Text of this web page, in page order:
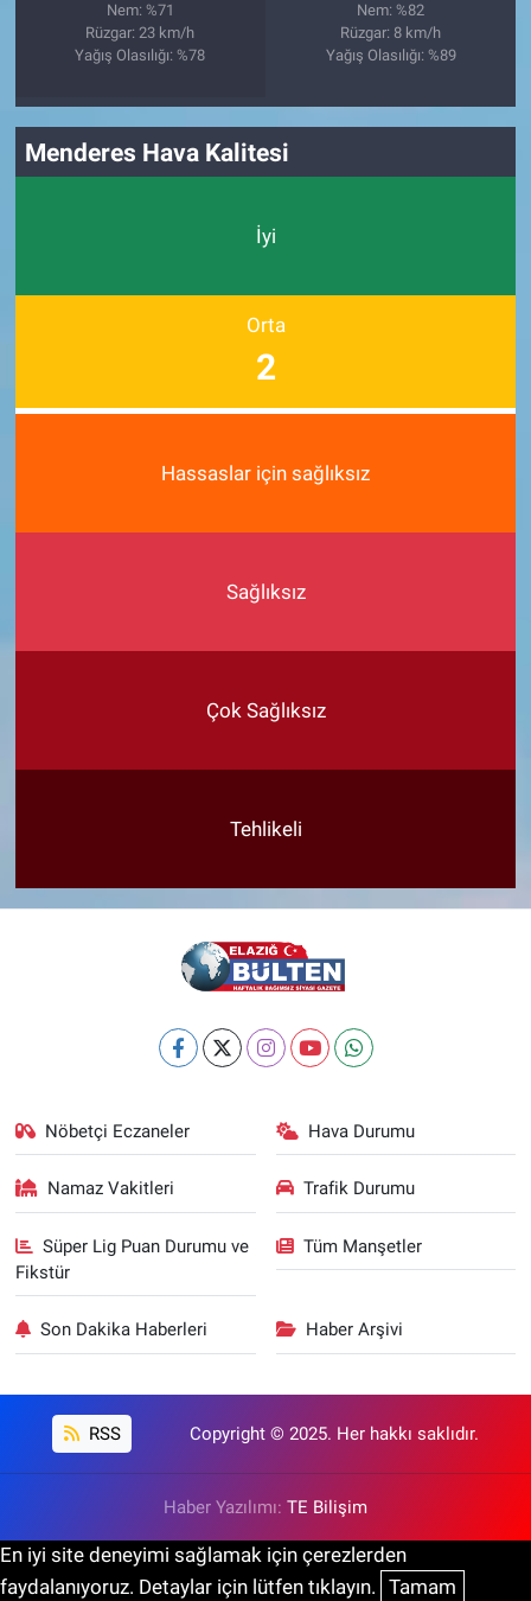
Nem: %71
Rüzgar: 23 km/h
Yağış Olasılığı: %78
Nem: %82
Rüzgar: 8 km/h
Yağış Olasılığı: %89
Menderes Hava Kalitesi
İyi
Orta
2
Hassaslar için sağlıksız
Sağlıksız
Çok Sağlıksız
Tehlikeli
Nöbetçi Eczaneler Hava Durumu
Namaz Vakitleri Trafik Durumu
Süper Lig Puan Durumu ve
Fikstür
Tüm Manşetler
Son Dakika Haberleri Haber Arşivi
RSS Copyright © 2025. Her hakkı saklıdır.
Haber Yazılımı: TE Bilişim
En iyi site deneyimi sağlamak için çerezlerden
faydalanıyoruz. Detaylar için lütfen tıklayın. Tamam